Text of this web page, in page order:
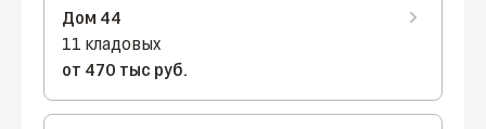
Дом 44
11 кладовых
от 470 тыс руб.